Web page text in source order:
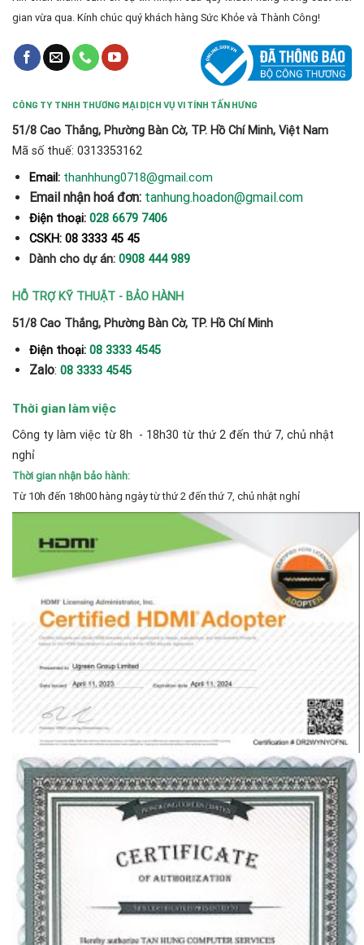
gian vừa qua. Kính chúc quý khách hàng Sức Khỏe và Thành Công!
CÔNG TY TNHH THƯƠNG MẠI DỊCH VỤ VI TÍNH TẤN HƯNG
51/8 Cao Thắng, Phường Bàn Cờ, TP. Hồ Chí Minh, Việt Nam
Mã số thuế: 0313353162
Email: thanhhung0718@gmail.com
Email nhận hoá đơn: tanhung.hoadon@gmail.com
Điện thoại: 028 6679 7406
CSKH: 08 3333 45 45
Dành cho dự án: 0908 444 989
HỖ TRỢ KỸ THUẬT - BẢO HÀNH
51/8 Cao Thắng, Phường Bàn Cờ, TP. Hồ Chí Minh
Điện thoại: 08 3333 4545
Zalo: 08 3333 4545
Thời gian làm việc
Công ty làm việc từ 8h - 18h30 từ thứ 2 đến thứ 7, chủ nhật
nghỉ
Thời gian nhận bảo hành:
Từ 10h đến 18h00 hàng ngày từ thứ 2 đến thứ 7, chủ nhật nghỉ